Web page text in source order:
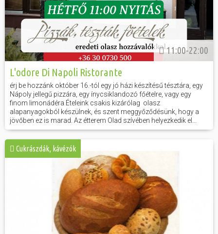
11:00-22:00
L'odore Di Napoli Ristorante
érj be hozzánk október 16.-tól egy jó házi készítésű tésztára, egy
Nápoly jellegű pizzára, egy ínycsiklandozó főételre, vagy egy
finom limonádéra Ételeink csakis kizárólag olasz
alapanyagokból készülnek, és szent meggyőződésünk, hogy a
jövőben ez is marad. Az étterem Olad szívében helyezkedik el...
Cukrászdák, kávézók